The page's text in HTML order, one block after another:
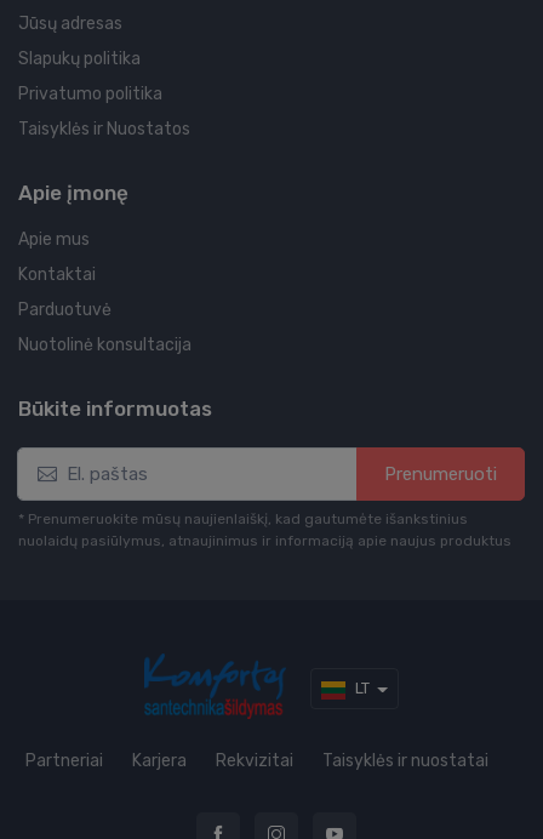
Jūsų adresas
Slapukų politika
Privatumo politika
Taisyklės ir Nuostatos
Apie įmonę
Apie mus
Kontaktai
Parduotuvė
Nuotolinė konsultacija
Būkite informuotas
Prenumeruoti
* Prenumeruokite mūsų naujienlaiškį, kad gautumėte išankstinius
nuolaidų pasiūlymus, atnaujinimus ir informaciją apie naujus produktus
LT
Partneriai Karjera Rekvizitai Taisyklės ir nuostatai